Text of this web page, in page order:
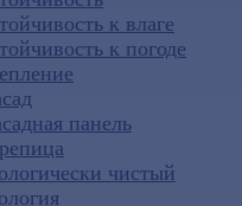
к влаге
к погоде
панель
чистый